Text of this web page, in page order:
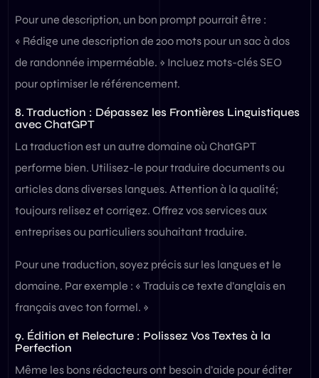
Pour une description, un bon prompt pourrait être :
« Rédige une description de 200 mots pour un sac à dos
de randonnée imperméable. » Incluez mots-clés SEO
pour optimiser le référencement.
8. Traduction : Dépassez les Frontières Linguistiques
avec ChatGPT
La traduction est un autre domaine où ChatGPT
performe bien. Utilisez-le pour traduire documents ou
articles dans diverses langues. Attention à la qualité;
toujours relisez et corrigez. Offrez vos services aux
entreprises ou particuliers souhaitant traduire.
Pour une traduction, soyez précis sur les langues et le
domaine. Par exemple : « Traduis ce texte d’anglais en
français avec ton formel. »
9. Édition et Relecture : Polissez Vos Textes à la
Perfection
Même les bons rédacteurs ont besoin d’aide pour éditer